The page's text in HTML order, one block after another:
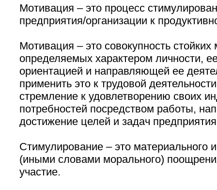
Мотивация – это процесс
предприятия/организации к
Мотивация – это совокупность стойких
определяемых характером личности,
ориентацией и направляющей ее
применить это к трудовой
стремление к удовлетворению своих
потребностей посредством работы,
достижение целей и задач
Стимулирование – это материального
(иными словами морального)
участие.